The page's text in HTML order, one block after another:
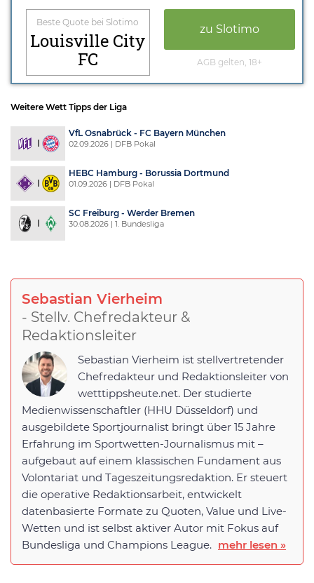
Beste Quote bei Slotimo
Louisville City
FC
zu Slotimo
AGB gelten, 18+
Weitere Wett Tipps der Liga
VfL Osnabrück - FC Bayern München
02.09.2026 | DFB Pokal
HEBC Hamburg - Borussia Dortmund
01.09.2026 | DFB Pokal
SC Freiburg - Werder Bremen
30.08.2026 | 1. Bundesliga
Sebastian Vierheim
- Stellv. Chefredakteur &
Redaktionsleiter
Sebastian Vierheim ist stellvertretender
Chefredakteur und Redaktionsleiter von
wetttippsheute.net. Der studierte
Medienwissenschaftler (HHU Düsseldorf) und
ausgebildete Sportjournalist bringt über 15 Jahre
Erfahrung im Sportwetten-Journalismus mit –
aufgebaut auf einem klassischen Fundament aus
Volontariat und Tageszeitungsredaktion. Er steuert
die operative Redaktionsarbeit, entwickelt
datenbasierte Formate zu Quoten, Value und Live-
Wetten und ist selbst aktiver Autor mit Fokus auf
Bundesliga und Champions League. mehr lesen »